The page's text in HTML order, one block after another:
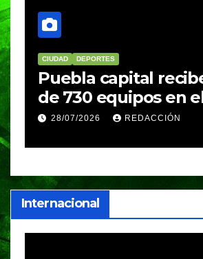
CIUDAD DEPORTES
Puebla capital
de 730 equipos en
Festival Máster de
28/07/2026 REDACCIÓN
Internacional